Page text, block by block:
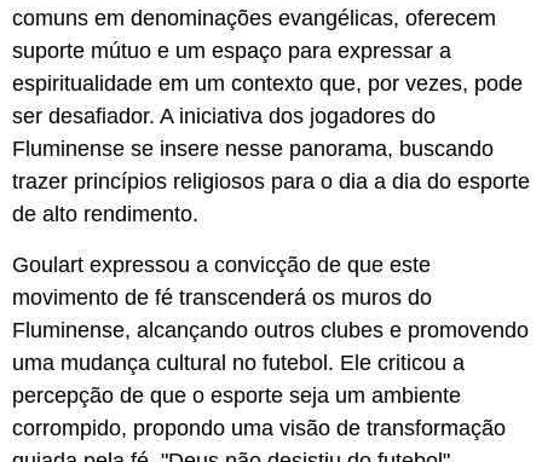
comuns em denominações evangélicas, oferecem
suporte mútuo e um espaço para expressar a
espiritualidade em um contexto que, por vezes, pode
ser desafiador. A iniciativa dos jogadores do
Fluminense se insere nesse panorama, buscando
trazer princípios religiosos para o dia a dia do esporte
de alto rendimento.
Goulart expressou a convicção de que este
movimento de fé transcenderá os muros do
Fluminense, alcançando outros clubes e promovendo
uma mudança cultural no futebol. Ele criticou a
percepção de que o esporte seja um ambiente
corrompido, propondo uma visão de transformação